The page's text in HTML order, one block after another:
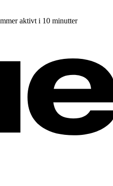
aktivt i 10 minutter